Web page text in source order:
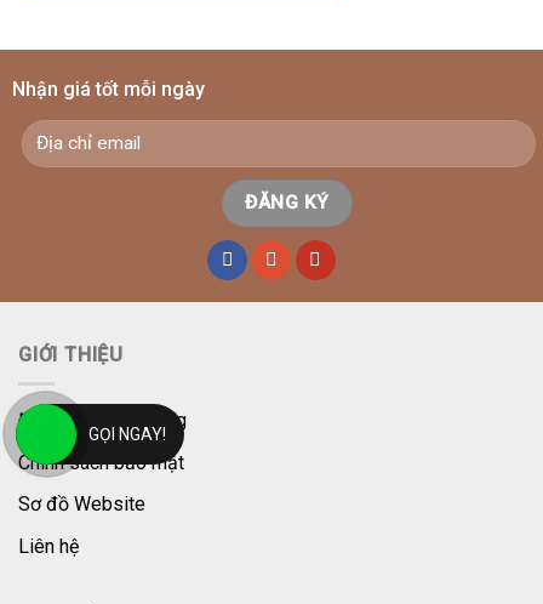
Nhận giá tốt mỗi ngày
GIỚI THIỆU
Điều khoản sử dụng
Chính sách bảo mật
Sơ đồ Website
Liên hệ
GỌI NGAY!